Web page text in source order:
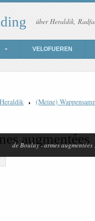
über Heraldik,
VELOFUEREN
Heraldik (Meine)
augmentées
de Boulay - armes augmentées